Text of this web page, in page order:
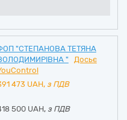
"СТЕПАНОВА ТЕТЯНА
"
Досьє
473 UAH, з ПДВ
500 UAH, з ПДВ